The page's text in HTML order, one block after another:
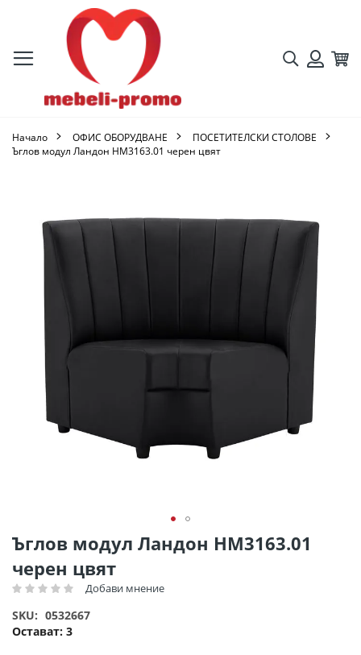
Търсене
Начало ОФИС ОБОРУДВАНЕ
ПОСЕТИТЕЛСКИ СТОЛОВЕ
Ъглов модул Ландон HM3163.01 черен цвят
Ъглов модул Ландон HM3163.01
черен цвят
Рейтинг: Добави мнение
Остават: 3
SKU 0532667
галерията
изображенията
Преминете
към
началото
на
със
снимки